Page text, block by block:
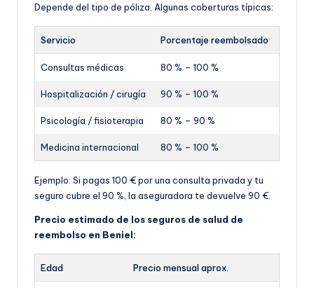
Depende del tipo de póliza. Algunas coberturas típicas:
Servicio Porcentaje reembolsado
Consultas médicas 80 % – 100 %
Hospitalización / cirugía 90 % – 100 %
Psicología / fisioterapia 80 % – 90 %
Medicina internacional 80 % – 100 %
Ejemplo: Si pagas 100 € por una consulta privada y tu
seguro cubre el 90 %, la aseguradora te devuelve 90 €.
Precio estimado de los seguros de salud de
reembolso en Beniel:
Edad Precio mensual aprox.